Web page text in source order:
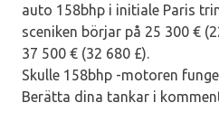
auto 158bhp i initiale Paris
sceniken börjar på 25 300 €
37 500 € (32 680 £).
Skulle 158bhp -motoren
Berätta dina tankar i